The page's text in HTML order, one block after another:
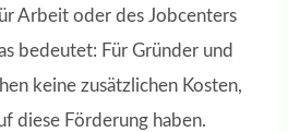
Arbeit oder des Jobcenters
bedeutet: Für Gründer und
keine zusätzlichen Kosten,
diese Förderung haben.